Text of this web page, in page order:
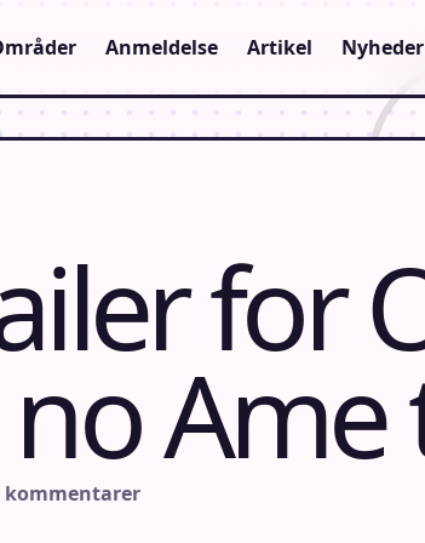
Anmeldelse Artikel Nyheder
for
Ame
kommentarer